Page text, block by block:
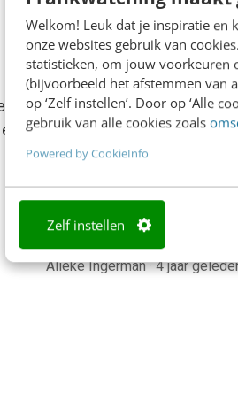
Welkom! Leuk dat je inspiratie en
onze websites gebruik van
statistieken, om jouw voorkeuren
(bijvoorbeeld het afstemmen van
op ‘Zelf instellen’. Door op ‘Alle
gebruik van alle cookies zoals
Powered by CookieInfo
Zelf instellen
(en antwoorden) over
workations
Een tijdje geleden schreef
eerste artikel op
over mijn workation. Dat
geweten! Daar kwamen
reacties…
Alieke Ingerman· 4 jaar